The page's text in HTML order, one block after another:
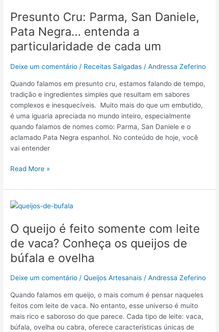
Presunto Cru: Parma, San Daniele,
Pata Negra… entenda a
particularidade de cada um
Deixe um comentário / Receitas Salgadas /Andressa Zeferino
Quando falamos em presunto cru, estamos falando de tempo,
tradição e ingredientes simples que resultam em sabores
complexos e inesquecíveis. Muito mais do que um embutido,
é uma iguaria apreciada no mundo inteiro, especialmente
quando falamos de nomes como: Parma, San Daniele e o
aclamado Pata Negra espanhol. No conteúdo de hoje, você
vai entender
Parma,
San
Daniele,
Pata
entenda
a
particularidade
cada
Read More »
O queijo é feito somente com leite
de vaca? Conheça os queijos de
búfala e ovelha
Deixe um comentário /Queijos Artesanais /Andressa Zeferino
Quando falamos em queijo, o mais comum é pensar naqueles
feitos com leite de vaca. No entanto, esse universo é muito
mais rico e saboroso do que parece. Cada tipo de leite: vaca,
búfala, ovelha ou cabra, oferece características únicas de
O
é
feito
somente
com
de
vaca?
Conheça
queijos